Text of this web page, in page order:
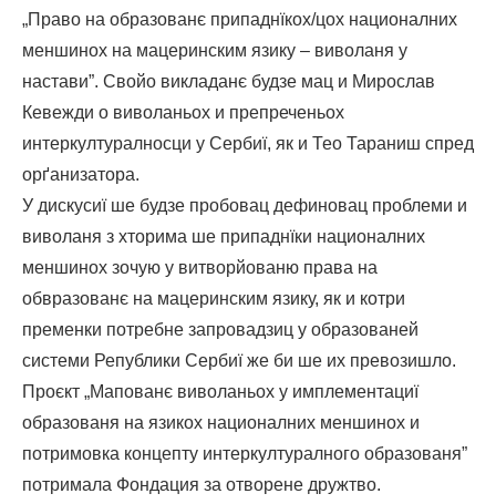
„Право на образованє припаднїкох/цох националних
меншинох на мацеринским язику – виволаня у
настави”. Свойо викладанє будзе мац и Мирослав
Кевежди о виволаньох и препреченьох
интеркултуралносци у Сербиї, як и Тео Тараниш спред
орґанизатора.
У дискусиї ше будзе пробовац дефиновац проблеми и
виволаня з хторима ше припаднїки националних
меншинох зочую у витворйованю права на
обвразованє на мацеринским язику, як и котри
пременки потребне запровадзиц у образованей
системи Републики Сербиї же би ше их превозишло.
Проєкт „Мапованє виволаньох у имплементациї
образованя на язикох националних меншинох и
потримовка концепту интеркултуралного образованя”
потримала Фондация за отворене дружтво.